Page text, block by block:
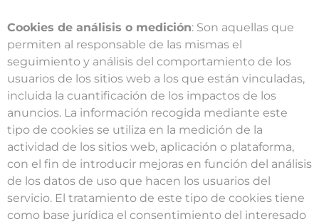
Cookies de análisis o medición: Son aquellas que
permiten al responsable de las mismas el
seguimiento y análisis del comportamiento de los
usuarios de los sitios web a los que están vinculadas,
incluida la cuantificación de los impactos de los
anuncios. La información recogida mediante este
tipo de cookies se utiliza en la medición de la
actividad de los sitios web, aplicación o plataforma,
con el fin de introducir mejoras en función del análisis
de los datos de uso que hacen los usuarios del
servicio. El tratamiento de este tipo de cookies tiene
como base jurídica el consentimiento del interesado